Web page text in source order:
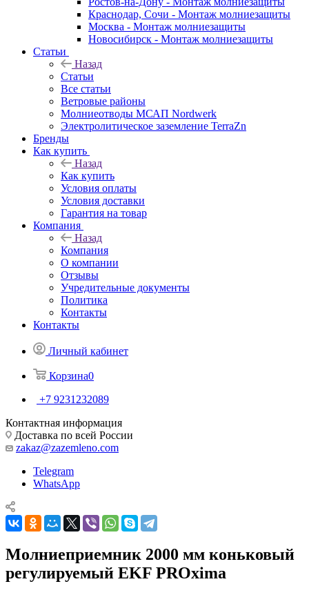
Краснодар, Сочи - Монтаж молниезащиты
Москва - Монтаж молниезащиты
Новосибирск - Монтаж молниезащиты
Статьи
Назад
Статьи
Все статьи
Ветровые районы
Молниеотводы МСАП Nordwerk
Электролитическое заземление TerraZn
Бренды
Как купить
Назад
Как купить
Условия оплаты
Условия доставки
Гарантия на товар
Компания
Назад
Компания
О компании
Отзывы
Учредительные документы
Политика
Контакты
Контакты
Личный кабинет
Корзина0
+7 9231232089
Контактная информация
Доставка по всей России
zakaz@zazemleno.com
Telegram
WhatsApp
Молниеприемник 2000 мм коньковый
регулируемый EKF PROxima